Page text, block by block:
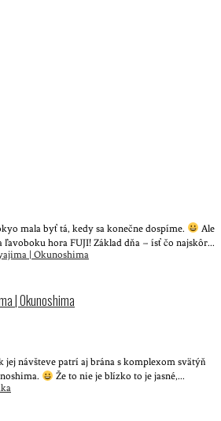
mala byť tá, kedy sa konečne dospíme.
Ale
ľavoboku hora FUJI! Základ dňa – ísť čo najskôr...
| Okunoshima
jej návšteve patrí aj brána s komplexom svätýň
Že to nie je blízko to je jasné,...